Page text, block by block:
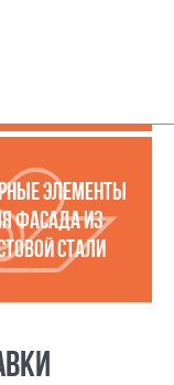
ЭЛЕМЕНТЫ
ФАСАДА ИЗ
СТАЛИ